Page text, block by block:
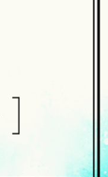
関する法律（個人情報保護